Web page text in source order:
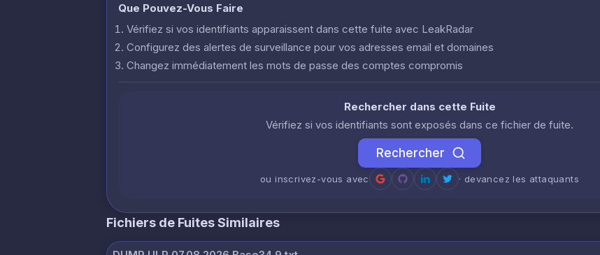
Que Pouvez-Vous Faire
Vérifiez si vos identifiants apparaissent dans cette fuite avec LeakRadar
Configurez des alertes de surveillance pour vos adresses email et domaines
Changez immédiatement les mots de passe des comptes compromis
Rechercher dans cette Fuite
Vérifiez si vos identifiants sont exposés dans ce fichier de fuite.
Rechercher
ou inscrivez-vous avec · devancez les attaquants
Fichiers de Fuites Similaires